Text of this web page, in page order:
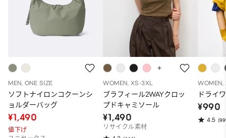
MEN, ONE SIZE
ソフトナイロンコクーンシ
ョルダーバッグ
¥1,490
値下げ
WOMEN, XS-3XL
ブラフィール2WAYクロッ
プドキャミソール
¥1,490
リサイクル素材
WOMEN,
ドライ
¥990
4.5